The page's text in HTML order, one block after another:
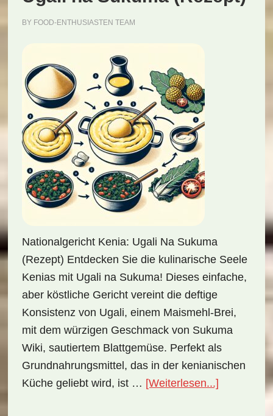
BY FOOD-ENTHUSIASTEN TEAM
Nationalgericht Kenia: Ugali Na Sukuma
(Rezept) Entdecken Sie die kulinarische Seele
Kenias mit Ugali na Sukuma! Dieses einfache,
aber köstliche Gericht vereint die deftige
Konsistenz von Ugali, einem Maismehl-Brei,
mit dem würzigen Geschmack von Sukuma
Wiki, sautiertem Blattgemüse. Perfekt als
Grundnahrungsmittel, das in der kenianischen
Küche geliebt wird, ist … [Weiterlesen...]